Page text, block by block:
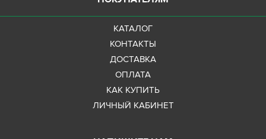
КАТАЛОГ
КОНТАКТЫ
ДОСТАВКА
ОПЛАТА
КАК КУПИТЬ
ЛИЧНЫЙ КАБИНЕТ